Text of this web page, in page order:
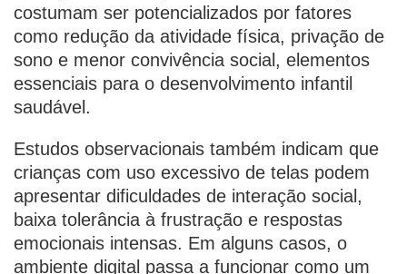
costumam ser potencializados por fatores
como redução da atividade física, privação de
sono e menor convivência social, elementos
essenciais para o desenvolvimento infantil
saudável.
Estudos observacionais também indicam que
crianças com uso excessivo de telas podem
apresentar dificuldades de interação social,
baixa tolerância à frustração e respostas
emocionais intensas. Em alguns casos, o
ambiente digital passa a funcionar como um